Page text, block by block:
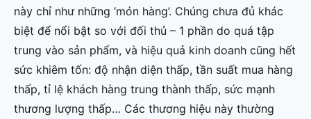
này chỉ như những ‘món hàng’. Chúng chưa đủ khác
biệt để nổi bật so với đối thủ – 1 phần do quá tập
trung vào sản phẩm, và hiệu quả kinh doanh cũng hết
sức khiêm tốn: độ nhận diện thấp, tần suất mua hàng
thấp, tỉ lệ khách hàng trung thành thấp, sức mạnh
thương lượng thấp… Các thương hiệu này thường